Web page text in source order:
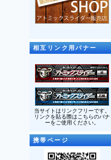
相互リンク用バナー
当サイトはリンクフリーです。
リンクを貼る際はこちらのバナ
ーをご使用ください。
携帯ページ